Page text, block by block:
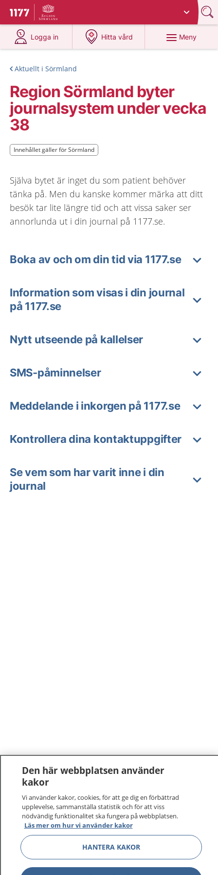
Till startsidan för 1177
Du har valt region
Logga in
på 1177.se
Hitta vård
på 1177.se
Meny
Aktuellt i Sörmland
Region Sörmland byter
journalsystem under vecka
38
Innehållet gäller för Sörmland
Innehållet gäller för Sörmland
Själva bytet är inget du som patient behöver
tänka på. Men du kanske kommer märka att ditt
besök tar lite längre tid och att vissa saker ser
annorlunda ut i din journal på 1177.se.
Boka av och om din tid via 1177.se
Information som visas i din journal
på 1177.se
Nytt utseende på kallelser
SMS-påminnelser
Meddelande i inkorgen på 1177.se
Kontrollera dina kontaktuppgifter
Se vem som har varit inne i din
journal
1177–tryggt om din hälsa och vård
På 1177.se får du råd om hälsa och information om
sjukdomar och vilka mottagningar du kan kontakta.
Den här webbplatsen använder
kakor
Vi använder kakor, cookies, för att ge dig en förbättrad
upplevelse, sammanställa statistik och för att viss
nödvändig funktionalitet ska fungera på webbplatsen.
Läs mer om hur vi använder kakor
HANTERA KAKOR